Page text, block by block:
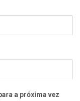
a próxima vez